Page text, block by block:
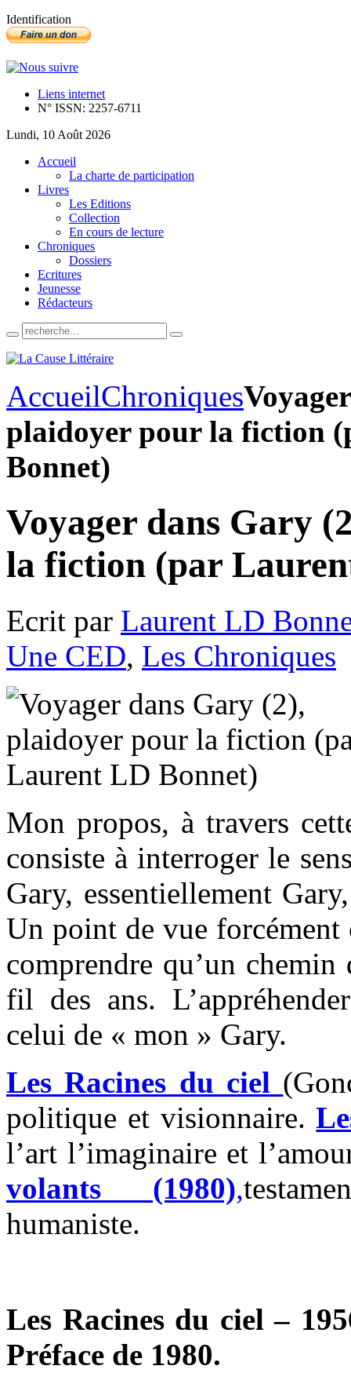
Identification
Liens internet
N° ISSN: 2257-6711
Lundi, 10 Août 2026
Accueil
La charte de participation
Livres
Les Editions
Collection
En cours de lecture
Chroniques
Dossiers
Ecritures
Jeunesse
Rédacteurs
AccueilChroniques
plaidoyer pour la fiction
Bonnet)
Voyager dans Gary
la fiction (par
Ecrit par Laurent LD
Une CED, Les Chroniques
Mon propos, à travers
consiste à interroger le
Gary, essentiellement
Un point de vue
comprendre qu’un chemin
fil des ans.
celui de « mon » Gary.
Les Racines du ciel
politique et visionnaire.
l’art l’imaginaire et
volants (1980),
humaniste.
Les Racines du ciel –
Préface de 1980.